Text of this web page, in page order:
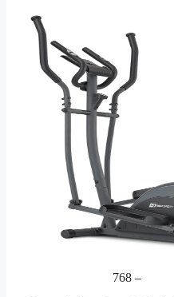
768 –